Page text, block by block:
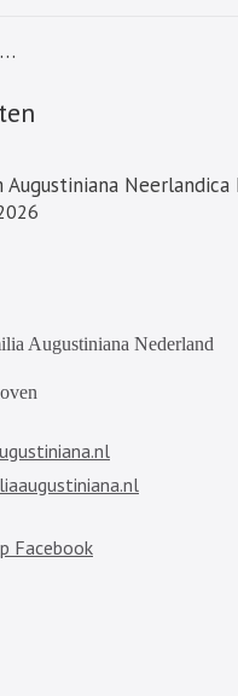
Augustiniana Neerlandica
Augustiniana Nederland
Facebook